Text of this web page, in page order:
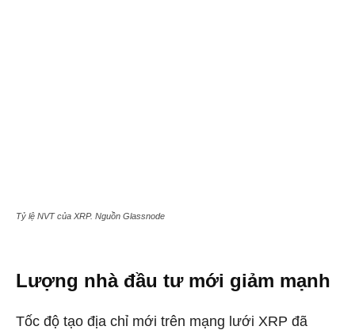
Tỷ lệ NVT của XRP. Nguồn Glassnode
Lượng nhà đầu tư mới giảm mạnh
Tốc độ tạo địa chỉ mới trên mạng lưới XRP đã